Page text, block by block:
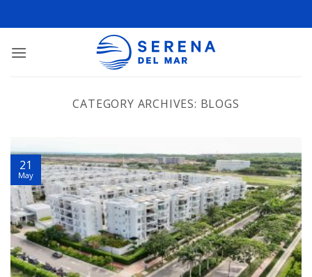
CATEGORY ARCHIVES: BLOGS
21
May